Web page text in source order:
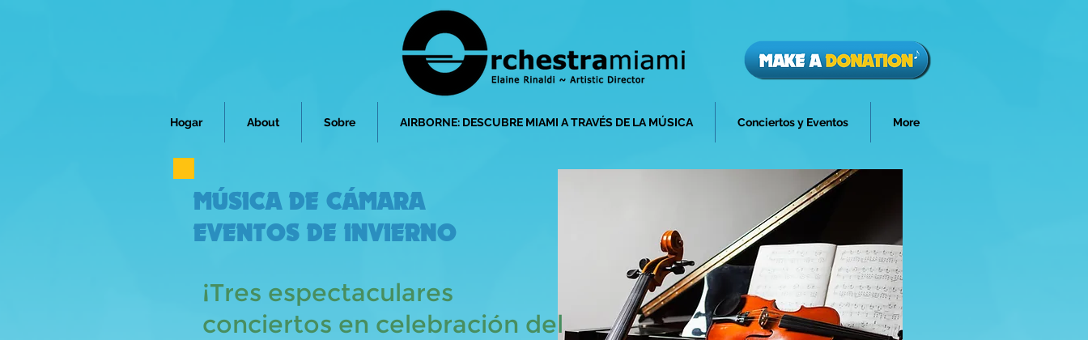
Hogar About Sobre AIRBORNE: DESCUBRE MIAMI A TRAVÉS DE LA MÚSICA Conciertos y Eventos More
MÚSICA DE CÁMARA
EVENTOS DE INVIERNO
¡Tres espectaculares
conciertos en celebración del